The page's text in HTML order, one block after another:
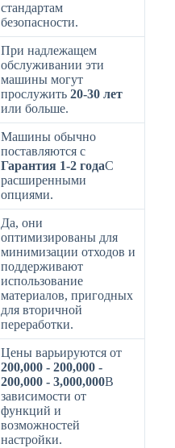
стандартам
безопасности.
При надлежащем
обслуживании эти
машины могут
прослужить 20-30 лет
или больше.
Машины обычно
поставляются с
Гарантия 1-2 годаС
расширенными
опциями.
Да, они
оптимизированы для
минимизации отходов и
поддерживают
использование
материалов, пригодных
для вторичной
переработки.
Цены варьируются от
200,000 - 200,000 -
200,000 - 3,000,000В
зависимости от
функций и
возможностей
настройки.